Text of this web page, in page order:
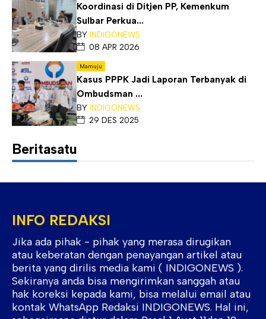
Koordinasi di Ditjen PP, Kemenkum
Sulbar Perkua...
BY INDIGONEWS
08 APR 2026
Mamuju
Kasus PPPK Jadi Laporan Terbanyak di
Ombudsman ...
BY INDIGONEWS
29 DES 2025
Beritasatu
INFO REDAKSI
Jika ada pihak - pihak yang merasa dirugikan
atau keberatan dengan penayangan artikel atau
berita yang dirilis media kami ( INDIGONEWS ).
Sekiranya anda bisa mengirimkan sanggah atau
hak koreksi kepada kami, bisa melalui email atau
kontak WhatsApp Redaksi INDIGONEWS. Hal ini,